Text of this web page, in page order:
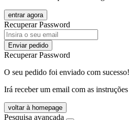
entrar agora
Recuperar Password
Enviar pedido
Recuperar Password
O seu pedido foi enviado com sucesso!
Irá receber um email com as
voltar à homepage
Pesquisa avançada